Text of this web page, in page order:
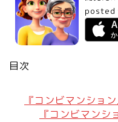
posted
目次
『コンビマンショ
『コンビマンシ